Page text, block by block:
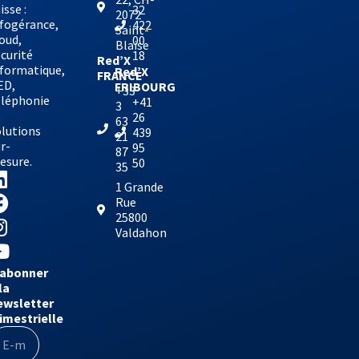
:
2072
Saint-
Blaise
Red’X
FRANCE
+33
3
63
21
87
35
1 Grande
Rue
25800
Valdahon
32
422
00
18
Red’X
FRIBOURG
+41
26
439
95
50